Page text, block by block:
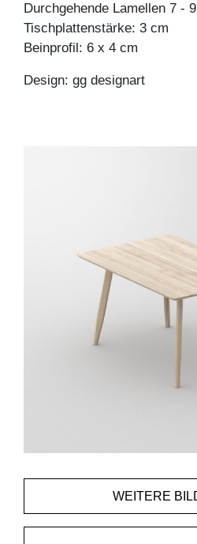
Durchgehende Lamellen 7 -
Tischplattenstärke: 3 cm
Beinprofil: 6 x 4 cm
Design: gg designart
WEITERE